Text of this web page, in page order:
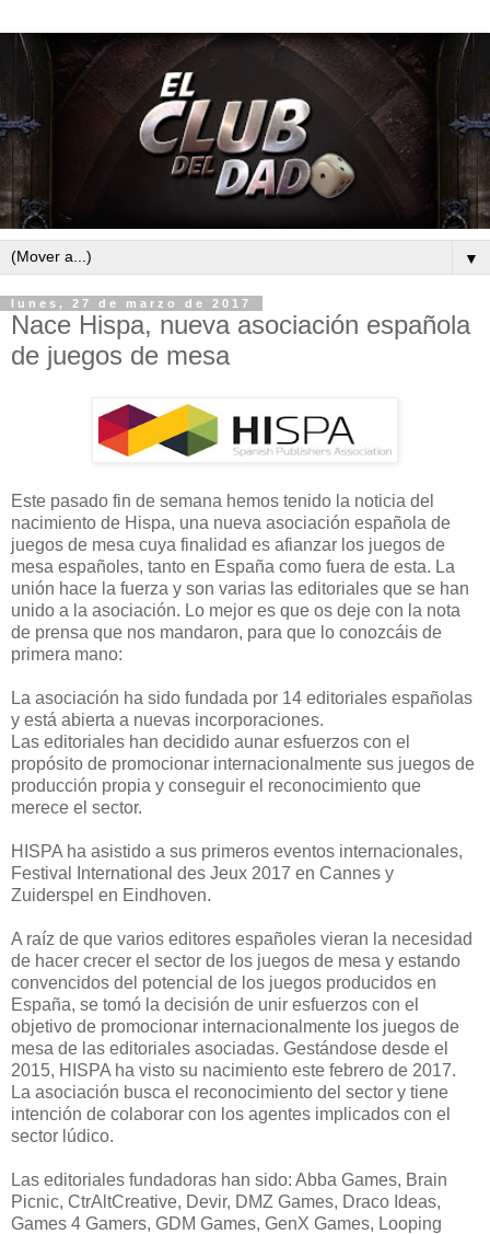
▼
lunes, 27 de marzo de 2017
Nace Hispa, nueva asociación española
de juegos de mesa
Este pasado fin de semana hemos tenido la noticia del
nacimiento de Hispa, una nueva asociación española de
juegos de mesa cuya finalidad es afianzar los juegos de
mesa españoles, tanto en España como fuera de esta. La
unión hace la fuerza y son varias las editoriales que se han
unido a la asociación. Lo mejor es que os deje con la nota
de prensa que nos mandaron, para que lo conozcáis de
primera mano:
La asociación ha sido fundada por 14 editoriales españolas
y está abierta a nuevas incorporaciones.
Las editoriales han decidido aunar esfuerzos con el
propósito de promocionar internacionalmente sus juegos de
producción propia y conseguir el reconocimiento que
merece el sector.
HISPA ha asistido a sus primeros eventos internacionales,
Festival International des Jeux 2017 en Cannes y
Zuiderspel en Eindhoven.
A raíz de que varios editores españoles vieran la necesidad
de hacer crecer el sector de los juegos de mesa y estando
convencidos del potencial de los juegos producidos en
España, se tomó la decisión de unir esfuerzos con el
objetivo de promocionar internacionalmente los juegos de
mesa de las editoriales asociadas. Gestándose desde el
2015, HISPA ha visto su nacimiento este febrero de 2017.
La asociación busca el reconocimiento del sector y tiene
intención de colaborar con los agentes implicados con el
sector lúdico.
Las editoriales fundadoras han sido: Abba Games, Brain
Picnic, CtrAltCreative, Devir, DMZ Games, Draco Ideas,
Games 4 Gamers, GDM Games, GenX Games, Looping